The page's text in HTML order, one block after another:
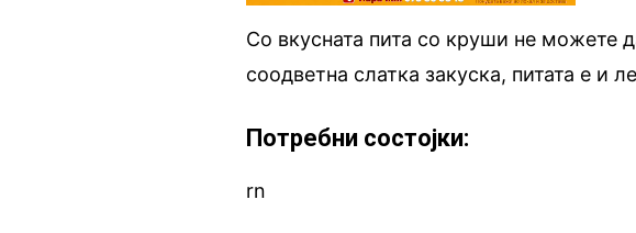
Со вкусната пита со круши не можете
соодветна слатка закуска, питата е и
Потребни состојки:
rn